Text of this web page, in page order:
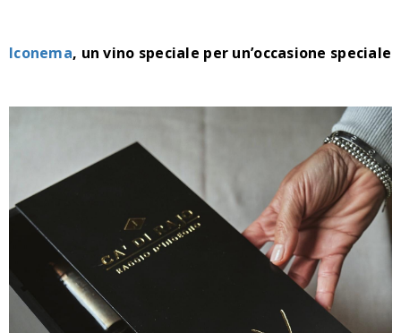
Iconema, un vino speciale per un’occasione speciale